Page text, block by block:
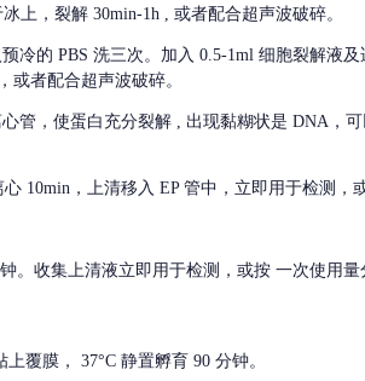
上，裂解 30min-1h , 或者配合超声波破碎。
冷的 PBS 洗三次。加入 0.5-1ml 细胞裂解液
或者配合超声波破碎。
管，使蛋白充分裂解 , 出现黏糊状是 DNA，
心 10min，上清移入 EP 管中，立即用于检测，
。收集上清液立即用于检测，或按 一次使用量
覆膜， 37°C 静置孵育 90 分钟。